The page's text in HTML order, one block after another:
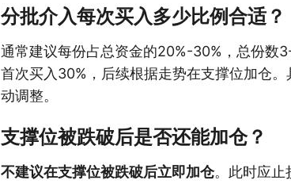
分批介入每次买入多少比例合适？
通常建议每份占总资金的20%-30%，总份数
首次买入30%，后续根据走势在支撑位加仓
动调整。
支撑位被跌破后是否还能加仓？
不建议在支撑位被跌破后立即加仓。此时应止